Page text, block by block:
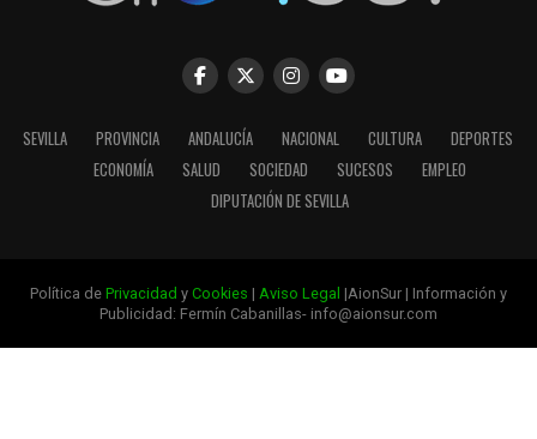
SEVILLA PROVINCIA ANDALUCÍA NACIONAL CULTURA
DEPORTES
ECONOMÍA
SALUD SOCIEDAD SUCESOS
EMPLEO
DIPUTACIÓN DE SEVILLA
Política de Privacidad y Cookies | Aviso Legal |AionSur | Información y
Publicidad: Fermín Cabanillas- info@aionsur.com